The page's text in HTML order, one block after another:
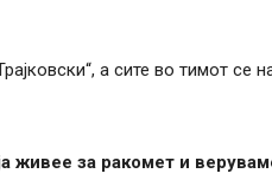
а сите во тимот се
живее за ракомет и